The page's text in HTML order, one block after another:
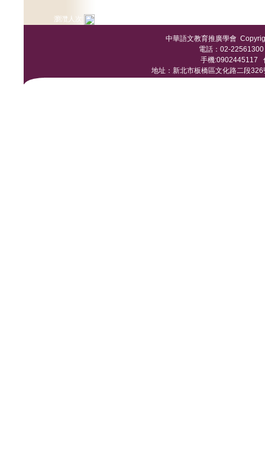
瀏灠人次:
中華語文教育推廣學會
電話：02-
手機:0902445117
地址：新北市板橋區文化路二段